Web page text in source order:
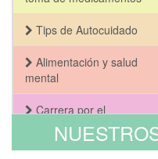
Tips de Autocuidado
Alimentación y salud
mental
Carrera por el
Bienestar y la Salud
Mental